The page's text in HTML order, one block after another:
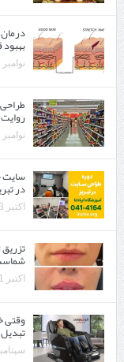
نوامبر 13, 2025
نوامبر 03, 2025
سایت
در
اکتبر 13, 2025
اکتبر 01, 2025
وقتی
سپتامبر 06,